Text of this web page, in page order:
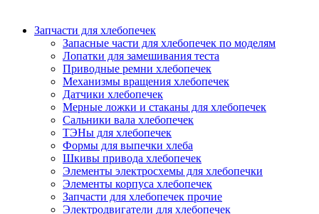
Запчасти для хлебопечек
Запасные части для хлебопечек по моделям
Лопатки для замешивания теста
Приводные ремни хлебопечек
Механизмы вращения хлебопечек
Датчики хлебопечек
Мерные ложки и стаканы для хлебопечек
Сальники вала хлебопечек
ТЭНы для хлебопечек
Формы для выпечки хлеба
Шкивы привода хлебопечек
Элементы электросхемы для хлебопечки
Элементы корпуса хлебопечек
Запчасти для хлебопечек прочие
Электродвигатели для хлебопечек